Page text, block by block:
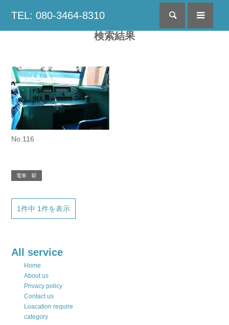
TEL: 080-3464-8310 検索
検索結果
No.116
電車 駅
1件中 1件を表示
All service
Home
About us
Privacy policy
Contact us
Loacation require
category